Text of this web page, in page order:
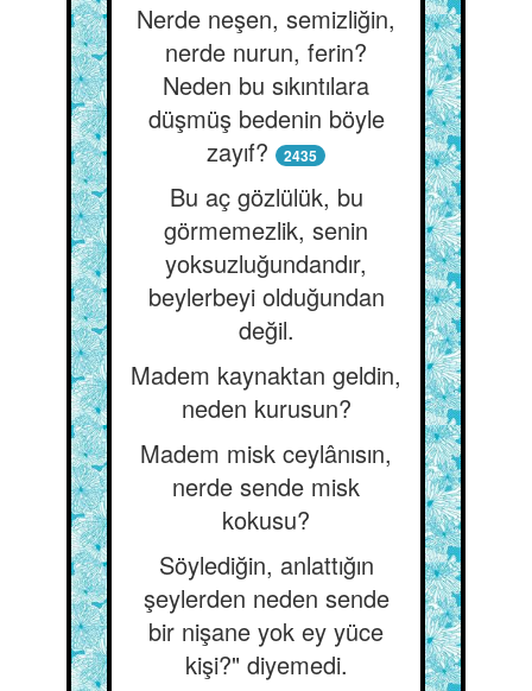
Nerde neşen, semizliğin,
nerde nurun, ferin?
Neden bu sıkıntılara
düşmüş bedenin böyle
zayıf?
2435
Bu aç gözlülük, bu
görmemezlik, senin
yoksuzluğundandır,
beylerbeyi olduğundan
değil.
Madem kaynaktan geldin,
neden kurusun?
Madem misk ceylânısın,
nerde sende misk
kokusu?
Söylediğin, anlattığın
şeylerden neden sende
bir nişane yok ey yüce
kişi?" diyemedi.